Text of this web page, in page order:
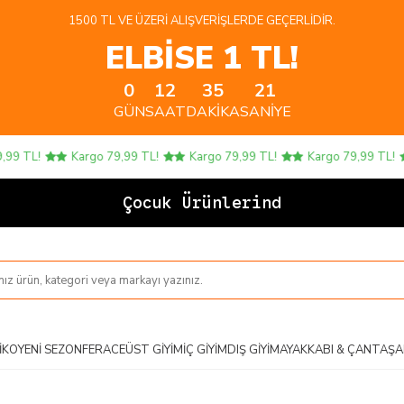
1500 TL VE ÜZERI ALIŞVERIŞLERDE GEÇERLIDIR.
ELBİSE 1 TL!
0
GÜN
12
SAAT
35
DAKIKA
20
SANIYE
Kargo 79,99 TL! Kargo 79,99 TL! Kargo 79,99 TL!
Çocuk Ürünlerinde 4 A
YENI SEZONFERACEÜST GIYIMİÇ GIYIMDIŞ GIYIMAYAKKABI & ÇANTA